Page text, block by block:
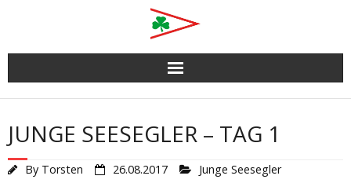
content
JUNGE SEESEGLER – TAG 1
By Torsten 26.08.2017 Junge Seesegler